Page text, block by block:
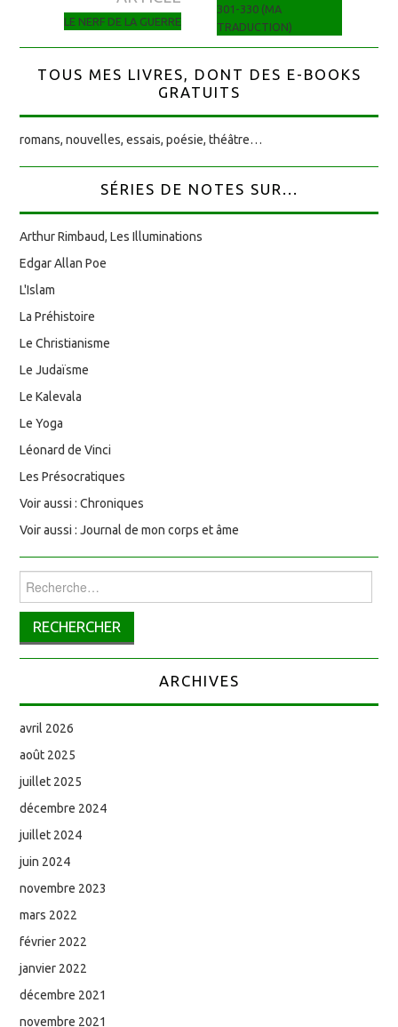
LE NERF DE LA GUERRE
301-330 (MA
TRADUCTION)
TOUS MES LIVRES, DONT DES E-BOOKS
GRATUITS
romans, nouvelles, essais, poésie, théâtre…
SÉRIES DE NOTES SUR...
Arthur Rimbaud, Les Illuminations
Edgar Allan Poe
L'Islam
La Préhistoire
Le Christianisme
Le Judaïsme
Le Kalevala
Le Yoga
Léonard de Vinci
Les Présocratiques
Voir aussi : Chroniques
Voir aussi : Journal de mon corps et âme
Rechercher :
ARCHIVES
avril 2026
août 2025
juillet 2025
décembre 2024
juillet 2024
juin 2024
novembre 2023
mars 2022
février 2022
janvier 2022
décembre 2021
novembre 2021